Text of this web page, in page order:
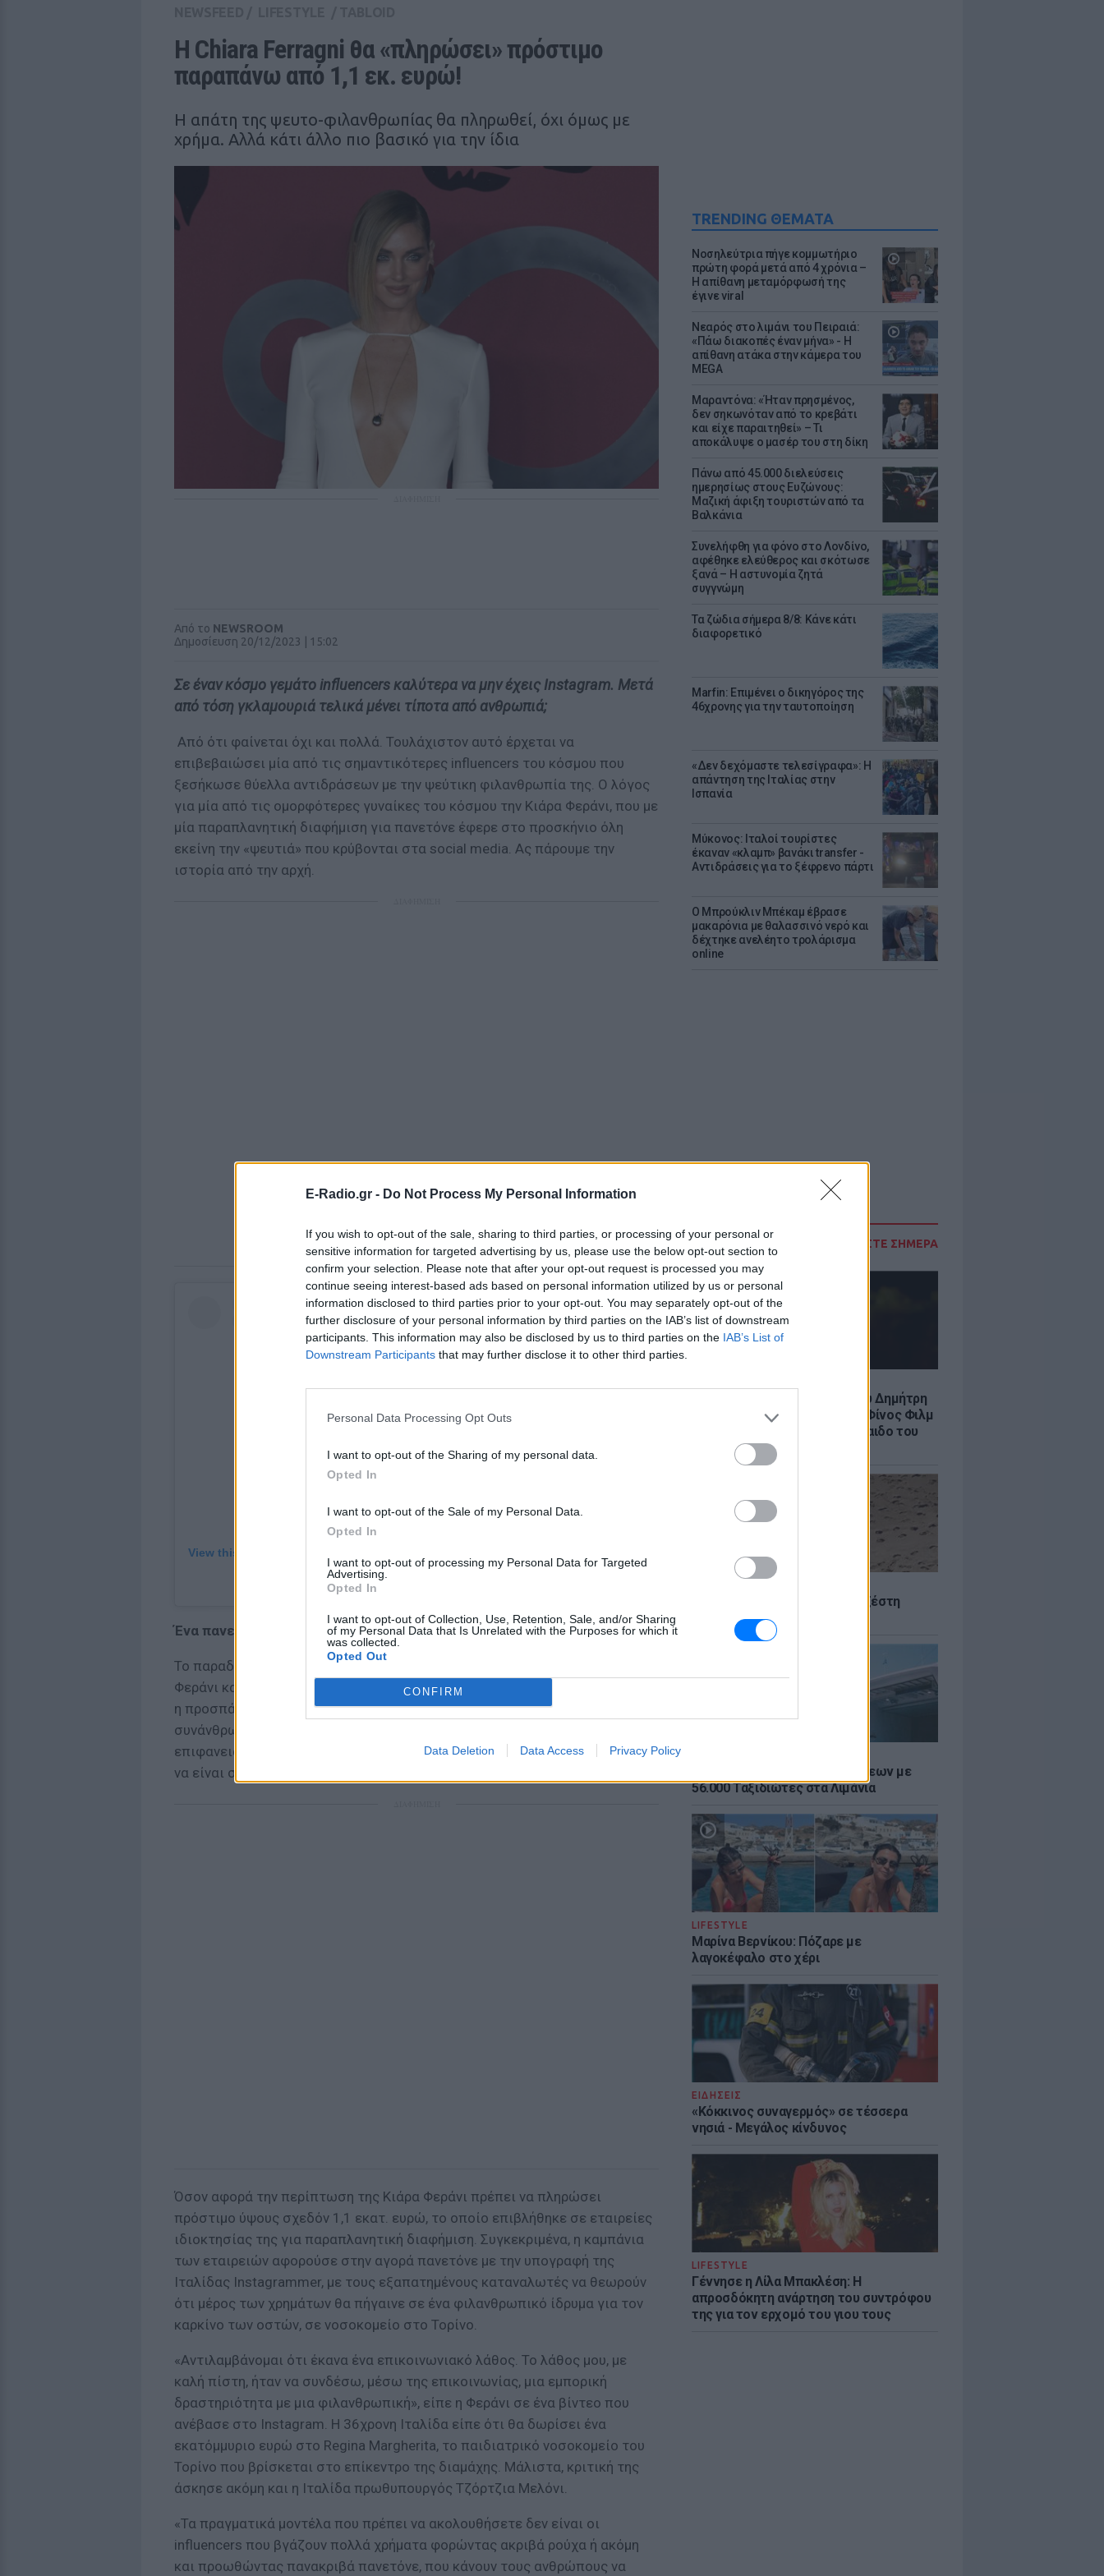
E-Radio.gr - Do Not Process My Personal Information
If you wish to opt-out of the sale, sharing to third parties, or processing of your personal or
sensitive information for targeted advertising by us, please use the below opt-out section to
confirm your selection. Please note that after your opt-out request is processed you may
continue seeing interest-based ads based on personal information utilized by us or personal
information disclosed to third parties prior to your opt-out. You may separately opt-out of the
further disclosure of your personal information by third parties on the IAB’s list of downstream
participants. This information may also be disclosed by us to third parties on the IAB’s List of
Downstream Participants that may further disclose it to other third parties.
Personal Data Processing Opt Outs
I want to opt-out of the Sharing of my personal data.
Opted In
I want to opt-out of the Sale of my Personal Data.
Opted In
I want to opt-out of processing my Personal Data for Targeted
Advertising.
Opted In
I want to opt-out of Collection, Use, Retention, Sale, and/or Sharing
of my Personal Data that Is Unrelated with the Purposes for which it
was collected.
Opted Out
CONFIRM
Data Deletion Data Access Privacy Policy
TRENDING ΘΕΜΑΤΑ
Νοσηλεύτρια πήγε κομμωτήριο
πρώτη φορά μετά από 4 χρόνια –
Η απίθανη μεταμόρφωσή της
έγινε viral
Νεαρός στο λιμάνι του Πειραιά:
«Πάω διακοπές έναν μήνα» - Η
απίθανη ατάκα στην κάμερα του
MEGA
Μαραντόνα: «Ήταν πρησμένος,
δεν σηκωνόταν από το κρεβάτι
και είχε παραιτηθεί» – Τι
αποκάλυψε ο μασέρ του στη δίκη
Πάνω από 45.000 διελεύσεις
ημερησίως στους Ευζώνους:
Μαζική άφιξη τουριστών από τα
Βαλκάνια
Συνελήφθη για φόνο στο Λονδίνο,
αφέθηκε ελεύθερος και σκότωσε
ξανά – Η αστυνομία ζητά
συγγνώμη
Τα ζώδια σήμερα 8/8: Κάνε κάτι
διαφορετικό
Marfin: Επιμένει ο δικηγόρος της
46χρονης για την ταυτοποίηση
«Δεν δεχόμαστε τελεσίγραφα»: Η
απάντηση της Ιταλίας στην
Ισπανία
Μύκονος: Ιταλοί τουρίστες
έκαναν «κλαμπ» βανάκι transfer -
Αντιδράσεις για το ξέφρενο πάρτι
Ο Μπρούκλιν Μπέκαμ έβρασε
μακαρόνια με θαλασσινό νερό και
δέχτηκε ανελέητο τρολάρισμα
online
ΔΙΑΒΑΣΤΕ ΣΗΜΕΡΑ
22 χρόνια από τον θάνατο του Δημήτρη
Παπαμιχαήλ: Η ανάρτηση της Φίνος Φιλμ
για το «γοητευτικό λεβεντόπαιδο του
ελληνικού σινεμά»
Καιρός: Πού θα «χτυπήσει» η ζέστη
Αύγουστος: Ρεκόρ Αναχωρήσεων με
56.000 Ταξιδιώτες στα Λιμάνια
LIFESTYLE
Μαρίνα Βερνίκου: Πόζαρε με
λαγοκέφαλο στο χέρι
ΕΙΔΗΣΕΙΣ
«Κόκκινος συναγερμός» σε τέσσερα
νησιά - Μεγάλος κίνδυνος
LIFESTYLE
Γέννησε η Λίλα Μπακλέση: Η
απροσδόκητη ανάρτηση του συντρόφου
της για τον ερχομό του γιου τους
H Chiara Ferragni θα «πληρώσει» πρόστιμο
παραπάνω από 1,1 εκ. ευρώ!
Η απάτη της ψευτο-φιλανθρωπίας θα πληρωθεί, όχι όμως με
χρήμα. Αλλά κάτι άλλο πιο βασικό για την ίδια
Από το NEWSROOM
Δημοσίευση 20/12/2023 | 15:02
Σε έναν κόσμο γεμάτο influencers καλύτερα να μην έχεις Instagram. Μετά
από τόση γκλαμουριά τελικά μένει τίποτα από ανθρωπιά;
Από ότι φαίνεται όχι και πολλά. Τουλάχιστον αυτό έρχεται να
επιβεβαιώσει μία από τις σημαντικότερες influencers του κόσμου που
ξεσήκωσε θύελλα αντιδράσεων με την ψεύτικη φιλανθρωπία της. Ο λόγος
για μία από τις ομορφότερες γυναίκες του κόσμου την Κιάρα Φεράνι, που με
μία παραπλανητική διαφήμιση για πανετόνε έφερε στο προσκήνιο όλη
εκείνη την «ψευτιά» που κρύβονται στα social media. Ας πάρουμε την
ιστορία από την αρχή.
View this post on Instagram
A post shared by Chiara Ferragni ✨ (@chiaraferragni)
Ένα πανετόνε στα χέρια μιας influencer
Το παραδοσιακό χριστουγεννιάτικο γλυκό των Ιταλών έπεσε στα χέρια της
Φεράνι και μέχρι εδώ όλα καλά. Τι μπορεί να πάει τόσο λάθος; Λάθος ήταν
η προσπάθεια της Κιάρα Φεράνι να δείξει την αγάπη της για τον
συνάνθρωπο, η οποία τελικά είναι ανύπαρκτη. Βέβαια, σε όλα αυτή την
επιφανειακότητα του Instagram μάλλον ότι η λέξη παραπλάνηση θα πρέπει
να είναι συνώνυμη και δεν εννοώ μόνο χρηματικά.
Όσον αφορά την περίπτωση της Κιάρα Φεράνι πρέπει να πληρώσει
πρόστιμο ύψους σχεδόν 1,1 εκατ. ευρώ, το οποίο επιβλήθηκε σε εταιρείες
ιδιοκτησίας της για παραπλανητική διαφήμιση. Συγκεκριμένα, η καμπάνια
των εταιρειών αφορούσε στην αγορά πανετόνε με την υπογραφή της
Ιταλίδας Instagrammer, με τους εξαπατημένους καταναλωτές να θεωρούν
ότι μέρος των χρημάτων θα πήγαινε σε ένα φιλανθρωπικό ίδρυμα για τον
καρκίνο των οστών, σε νοσοκομείο στο Τορίνο.
«Αντιλαμβάνομαι ότι έκανα ένα επικοινωνιακό λάθος. Το λάθος μου, με
καλή πίστη, ήταν να συνδέσω, μέσω της επικοινωνίας, μια εμπορική
δραστηριότητα με μια φιλανθρωπική», είπε η Φεράνι σε ένα βίντεο που
ανέβασε στο Instagram. Η 36χρονη Ιταλίδα είπε ότι θα δωρίσει ένα
εκατόμμυριο ευρώ στο Regina Margherita, το παιδιατρικό νοσοκομείο του
Τορίνο που βρίσκεται στο επίκεντρο της διαμάχης. Μάλιστα, κριτική της
άσκησε ακόμη και η Ιταλίδα πρωθυπουργός Τζόρτζια Μελόνι.
«Τα πραγματικά μοντέλα που πρέπει να ακολουθήσετε δεν είναι οι
influencers που βγάζουν πολλά χρήματα φορώντας ακριβά ρούχα ή ακόμη
και προωθώντας πανακριβά πανετόνε, που κάνουν τους ανθρώπους να